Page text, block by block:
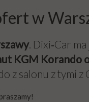
w
. Dixi‑Car
KGM Korando
z salonu z tymi z